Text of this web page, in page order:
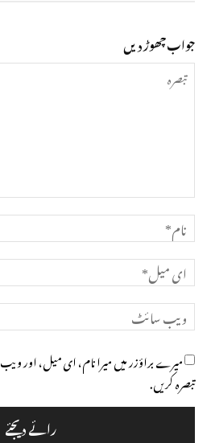
جواب چھوڑ دیں
تبصرہ
میرے براؤزر میں میرا نام، ای میل، اور ویب
تبصرہ کریں.